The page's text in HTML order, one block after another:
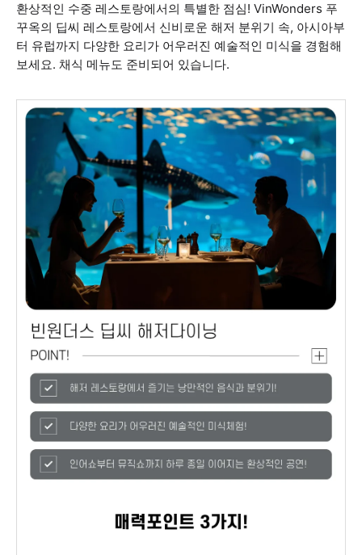
환상적인 수중 레스토랑에서의 특별한 점심! VinWonders 푸
꾸옥의 딥씨 레스토랑에서 신비로운 해저 분위기 속, 아시아부
터 유럽까지 다양한 요리가 어우러진 예술적인 미식을 경험해
보세요. 채식 메뉴도 준비되어 있습니다.